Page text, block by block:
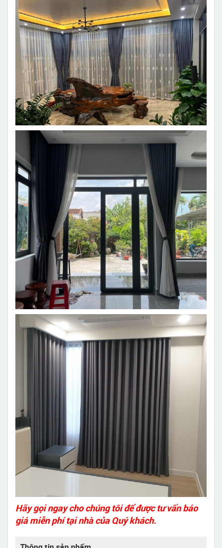
Hãy gọi ngay cho chúng tôi để được tư vấn báo
giá miễn phí tại nhà của Quý khách.